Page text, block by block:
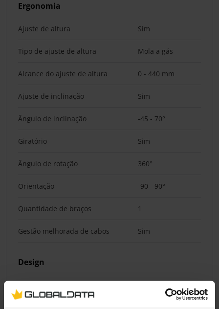
Ergonomia
Ajuste de altura Sim
Tipo de ajuste de altura Mola a gás
Alcance do ajuste de altura 0 - 440 mm
Ajuste de inclinação Sim
Ângulo de inclinação -45 - 70°
Giratório Sim
Ângulo de rotação 360°
Orientação -90 - 90°
Quantidade de braços 1
Gestão melhorada de cabos Sim
Design